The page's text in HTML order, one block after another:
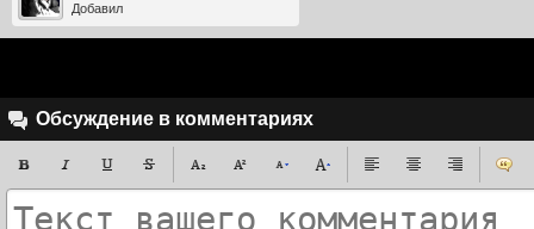
Добавил
Обсуждение в комментариях